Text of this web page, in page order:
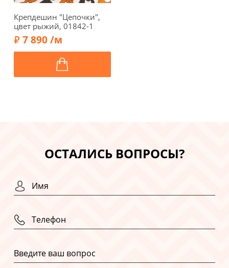
Крепдешин "Цепочки",
цвет рыжий, 01842-1
7 890 /м
ОСТАЛИСЬ ВОПРОСЫ?